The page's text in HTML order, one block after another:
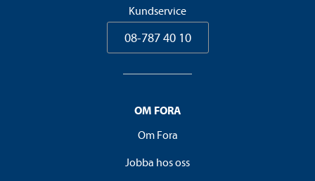
Kundservice
08-787 40 10
OM FORA
Om Fora
Jobba hos oss